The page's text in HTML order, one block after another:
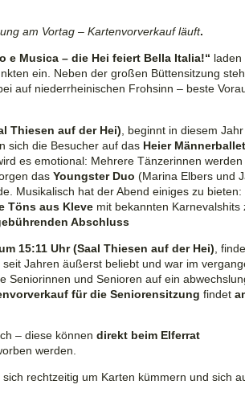
am Vortag – Kartenvorverkauf läuft.
e Musica – die Hei feiert Bella Italia!“ laden
ein. Neben der großen Büttensitzung
auf niederrheinischen Frohsinn – beste
Thiesen auf der Hei) , beginnt in diesem
sich die Besucher auf das Heier
es emotional: Mehrere Tänzerinnen werden
das Youngster Duo (Marina Elbers und
Musikalisch hat der Abend einiges zu
Töns aus Kleve mit bekannten Karnevalshits
Abschluss
15:11 Uhr(Saal Thiesen auf der Hei) ,
Jahren äußerst beliebt und war im
Seniorinnen und Senioren auf ein
für die Seniorensitzung findet
– diese können direkt beim Elferrat
werden.
rechtzeitig um Karten kümmern und sich